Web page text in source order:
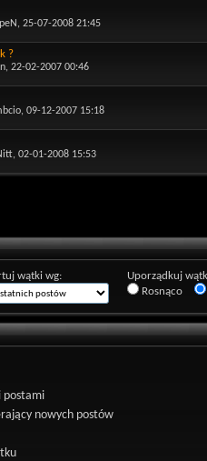
, 25-07-2008 21:45
?
, 22-02-2007 00:46
, 09-12-2007 15:18
, 02-01-2008 15:53
wątki wg:
Uporządkuj
Rosnąco
postami
nowych postów